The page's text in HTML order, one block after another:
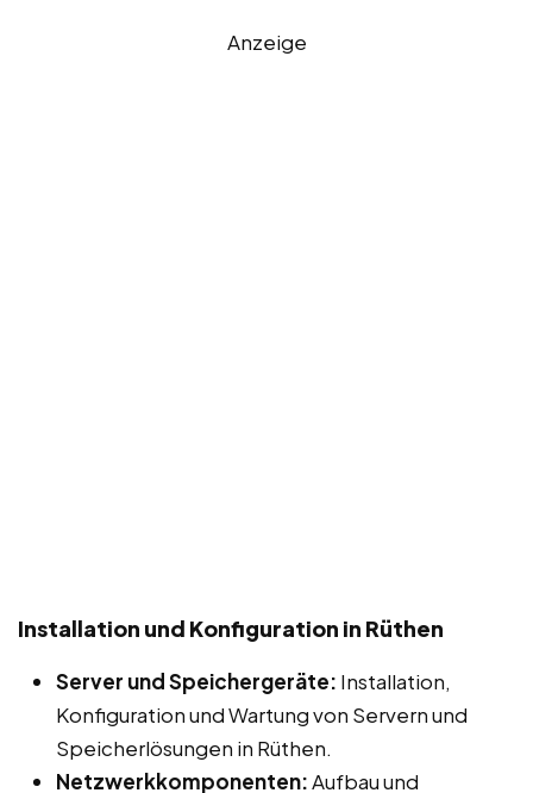
Anzeige
Installation und Konfiguration in Rüthen
Server und Speichergeräte: Installation,
Konfiguration und Wartung von Servern und
Speicherlösungen in Rüthen.
Netzwerkkomponenten:Aufbau und